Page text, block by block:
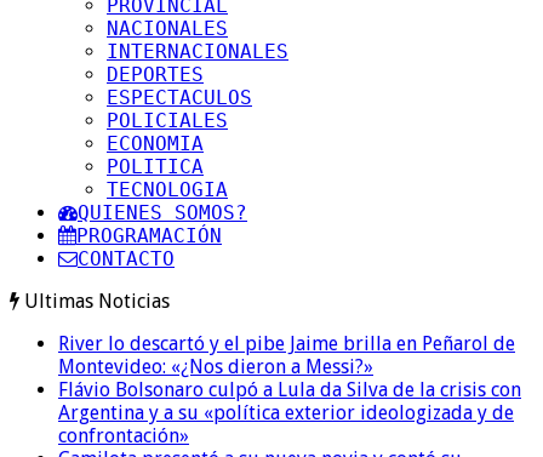
PROVINCIAL
NACIONALES
INTERNACIONALES
DEPORTES
ESPECTACULOS
POLICIALES
ECONOMIA
POLITICA
TECNOLOGIA
QUIENES SOMOS?
PROGRAMACIÓN
CONTACTO
Ultimas Noticias
River lo descartó y el pibe Jaime brilla en Peñarol de
Montevideo: «¿Nos dieron a Messi?»
Flávio Bolsonaro culpó a Lula da Silva de la crisis con
Argentina y a su «política exterior ideologizada y de
confrontación»